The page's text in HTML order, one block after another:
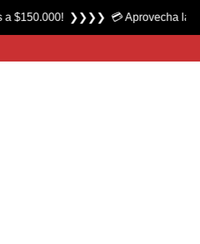
FC
❯❯❯❯ 💳 Aprovecha las 3